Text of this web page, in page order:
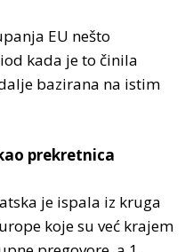
EU nešto
kada je to činila
bazirana na istim
prekretnica
je ispala iz kruga
koje su već krajem